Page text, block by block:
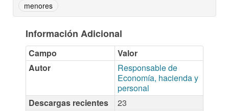
menores
Información Adicional
Campo
Valor
Autor
Responsable de
Economía, hacienda y
personal
Descargas recientes
23